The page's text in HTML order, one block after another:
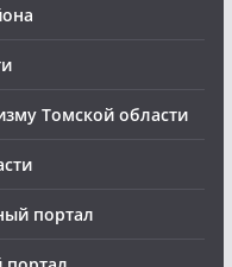
Томской области
портал